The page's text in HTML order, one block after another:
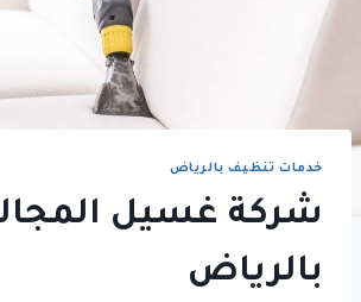
خدمات تنظيف بالرياض
شركة غسيل
بالرياض